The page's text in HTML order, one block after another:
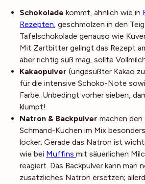
Schokolade kommt, ähnlich wie in
Rezepten, geschmolzen in den
Tafelschokolade genauso wie
Mit Zartbitter gelingt das Rezept
aber richtig süß mag, sollte
Kakaopulver (ungesüßter Kakao
für die intensive Schoko-Note
Farbe. Unbedingt vorher sieben,
klumpt!
Natron & Backpulver machen den
Schmand-Kuchen im Mix
locker. Gerade das Natron ist
wie bei Muffins mit säuerlichen
reagiert. Das Backpulver kann man
zusätzliches Natron ersetzen;